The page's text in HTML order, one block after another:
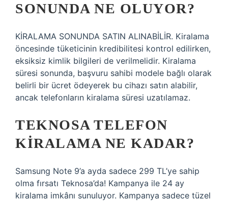
SONUNDA NE OLUYOR?
KİRALAMA SONUNDA SATIN ALINABİLİR. Kiralama
öncesinde tüketicinin kredibilitesi kontrol edilirken,
eksiksiz kimlik bilgileri de verilmelidir. Kiralama
süresi sonunda, başvuru sahibi modele bağlı olarak
belirli bir ücret ödeyerek bu cihazı satın alabilir,
ancak telefonların kiralama süresi uzatılamaz.
TEKNOSA TELEFON
KIRALAMA NE KADAR?
Samsung Note 9’a ayda sadece 299 TL’ye sahip
olma fırsatı Teknosa’da! Kampanya ile 24 ay
kiralama imkânı sunuluyor. Kampanya sadece tüzel